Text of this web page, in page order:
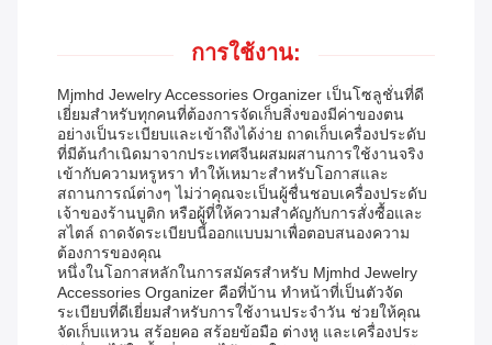
การใช้งาน:
Mjmhd Jewelry Accessories Organizer เป็นโซลูชั่นที่ดี
เยี่ยมสำหรับทุกคนที่ต้องการจัดเก็บสิ่งของมีค่าของตน
อย่างเป็นระเบียบและเข้าถึงได้ง่าย ถาดเก็บเครื่องประดับ
ที่มีต้นกำเนิดมาจากประเทศจีนผสมผสานการใช้งานจริง
เข้ากับความหรูหรา ทำให้เหมาะสำหรับโอกาสและ
สถานการณ์ต่างๆ ไม่ว่าคุณจะเป็นผู้ชื่นชอบเครื่องประดับ
เจ้าของร้านบูติก หรือผู้ที่ให้ความสำคัญกับการสั่งซื้อและ
สไตล์ ถาดจัดระเบียบนี้ออกแบบมาเพื่อตอบสนองความ
ต้องการของคุณ
หนึ่งในโอกาสหลักในการสมัครสำหรับ Mjmhd Jewelry
Accessories Organizer คือที่บ้าน ทำหน้าที่เป็นตัวจัด
ระเบียบที่ดีเยี่ยมสำหรับการใช้งานประจำวัน ช่วยให้คุณ
จัดเก็บแหวน สร้อยคอ สร้อยข้อมือ ต่างหู และเครื่องประ